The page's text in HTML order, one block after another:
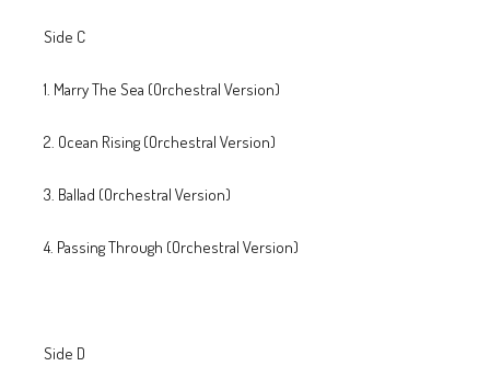
Side C
1. Marry The Sea (Orchestral Version)
2. Ocean Rising (Orchestral Version)
3. Ballad (Orchestral Version)
4. Passing Through (Orchestral Version)
Side D